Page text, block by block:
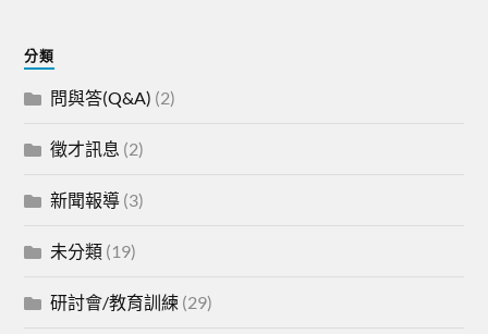
分類
問與答(Q&A) (2)
徵才訊息 (2)
新聞報導 (3)
未分類 (19)
研討會/教育訓練 (29)